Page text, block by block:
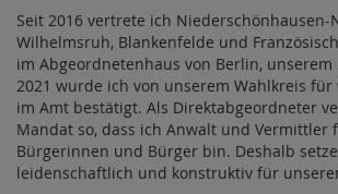
Seit 2016 vertrete ich Niederschönhausen-
Wilhelmsruh, Blankenfelde und
im Abgeordnetenhaus von Berlin,
2021 wurde ich von unserem Wahlkreis für
im Amt bestätigt. Als Direktabgeordneter
Mandat so, dass ich Anwalt und Vermittler
Bürgerinnen und Bürger bin. Deshalb
leidenschaftlich und konstruktiv für